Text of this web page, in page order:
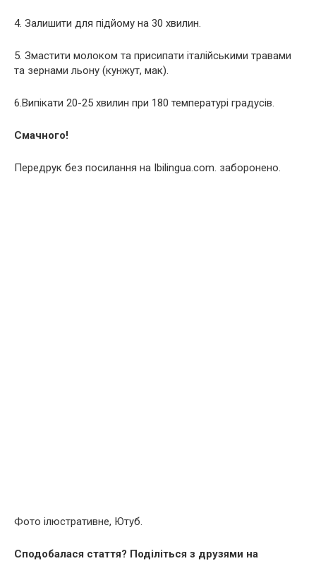
4. Залишити для підйому на 30 хвилин.
5. Змастити молоком та присипати італійськими травами
та зернами льону (кунжут, мак).
6.Випікати 20-25 хвилин при 180 температурі градусів.
Смачного!
Передрук без посилання на Ibilingua.com. заборонено.
Фото ілюстративне, Ютуб.
Сподобалася стаття? Поділіться з друзями на